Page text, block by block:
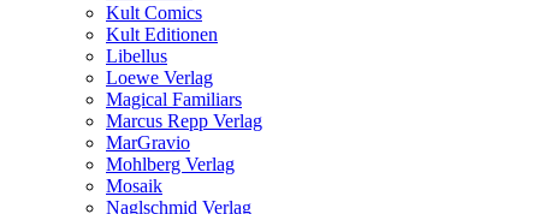
Kult Comics
Kult Editionen
Libellus
Loewe Verlag
Magical Familiars
Marcus Repp Verlag
MarGravio
Mohlberg Verlag
Mosaik
Naglschmid Verlag